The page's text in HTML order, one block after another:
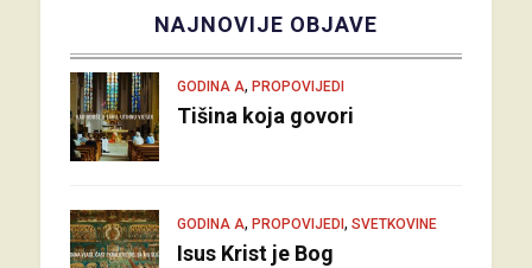
NAJNOVIJE OBJAVE
GODINA A, PROPOVIJEDI
Tišina koja govori
GODINA A, PROPOVIJEDI , SVETKOVINE
Isus Krist je Bog